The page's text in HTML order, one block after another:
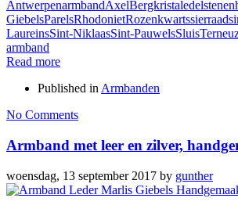
AntwerpenarmbandAxelBergkristaledelstenen
GiebelsParelsRhodonietRozenkwartssierraad
LaureinsSint-NiklaasSint-PauwelsSluis
armband
Read more
Published in Armbanden
No Comments
Armband met leer en zilver,
woensdag, 13 september 2017 by gunther